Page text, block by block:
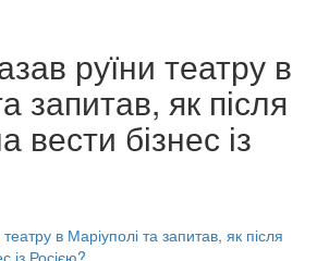
руїни театру в
запитав, як після
вести бізнес із